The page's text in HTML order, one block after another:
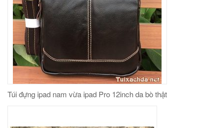
Túi đựng ipad nam vừa ipad Pro 12inch da bò thật